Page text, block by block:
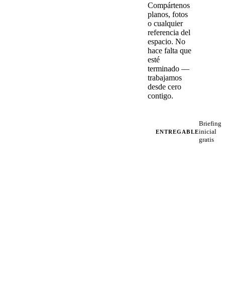
Compártenos
planos, fotos
o cualquier
referencia del
espacio. No
hace falta que
esté
terminado —
trabajamos
desde cero
contigo.
ENTREGABLE
Briefing
inicial
gratis